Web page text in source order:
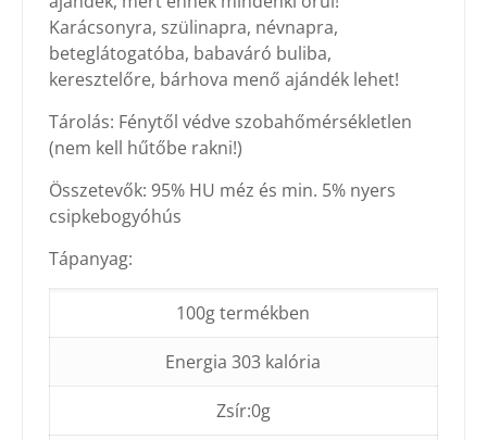
Karácsonyra, szülinapra, névnapra,
beteglátogatóba, babaváró buliba,
keresztelőre, bárhova menő ajándék lehet!
Tárolás: Fénytől védve szobahőmérsékletlen
(nem kell hűtőbe rakni!)
Összetevők: 95% HU méz és min. 5% nyers
csipkebogyóhús
Tápanyag:
100g termékben
Energia 303 kalória
Zsír:0g